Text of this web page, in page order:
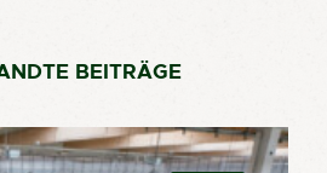
BEITRÄGE